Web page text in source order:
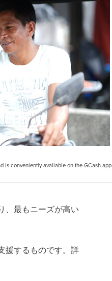
is conveniently available on the GCash app
、最もニーズが高い
援するものです。詳